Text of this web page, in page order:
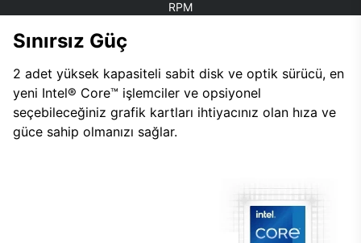
RPM
Sınırsız Güç
2 adet yüksek kapasiteli sabit disk ve optik sürücü, en
yeni Intel® Core™ işlemciler ve opsiyonel
seçebileceğiniz grafik kartları ihtiyacınız olan hıza ve
güce sahip olmanızı sağlar.